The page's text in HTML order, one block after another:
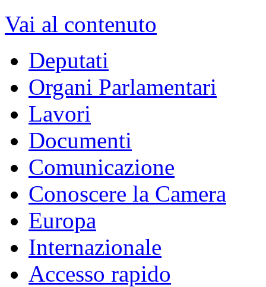
Vai al contenuto
Deputati
Organi Parlamentari
Lavori
Documenti
Comunicazione
Conoscere la Camera
Europa
Internazionale
Accesso rapido